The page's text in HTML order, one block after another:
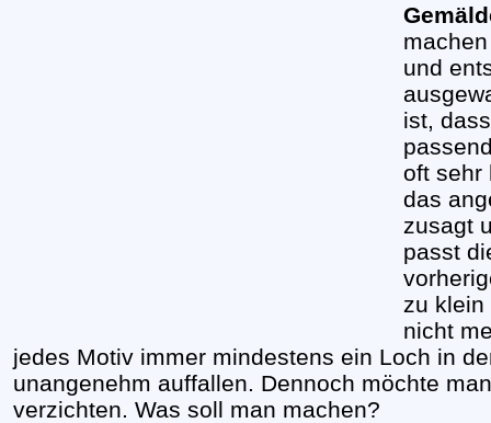
und
ist,
oft sehr
das
zusagt
passt
zu klein
nicht
jedes Motiv immer mindestens ein Loch in
unangenehm auffallen. Dennoch möchte
verzichten. Was soll man machen?